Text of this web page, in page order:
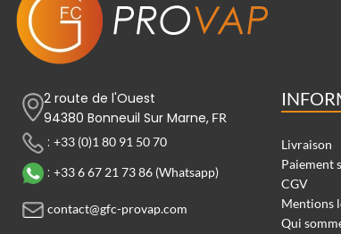
2 route de l'Ouest
94380 Bonneuil Sur Marne, FR
: +33 (0)1 80 91 50 70
: +33 6 67 21 73 86 (Whatsapp)
contact@gfc-provap.com
Livraison
Paiement
CGV
Mentions
Qui